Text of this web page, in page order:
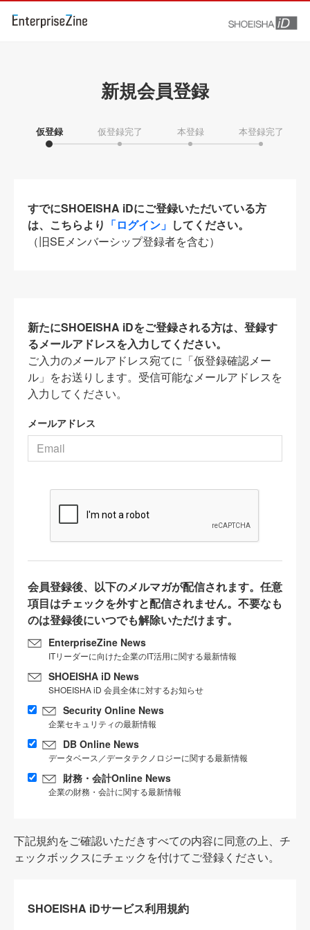
新規会員登録
仮登録 仮登録完了 本登録 本登録完了
すでにSHOEISHA iDにご登録いただいている方
は、こちらより 「ログイン」 してください。
（旧SEメンバーシップ登録者を含む）
新たにSHOEISHA iDをご登録される方は、登録す
るメールアドレスを入力してください。
ご入力のメールアドレス宛てに「仮登録確認メー
ル」をお送りします。受信可能なメールアドレスを
入力してください。
メールアドレス
会員登録後、以下のメルマガが配信されます。任意
項目はチェックを外すと配信されません。不要なも
のは登録後にいつでも解除いただけます。
EnterpriseZine News
ITリーダーに向けた企業のIT活用に関する最新情報
SHOEISHA iD News
SHOEISHA iD 会員全体に対するお知らせ
Security Online News
企業セキュリティの最新情報
DB Online News
データベース／データテクノロジーに関する最新情報
財務・会計Online News
企業の財務・会計に関する最新情報
下記規約をご確認いただきすべての内容に同意の上、チ
ェックボックスにチェックを付けてご登録ください。
SHOEISHA iDサービス利用規約